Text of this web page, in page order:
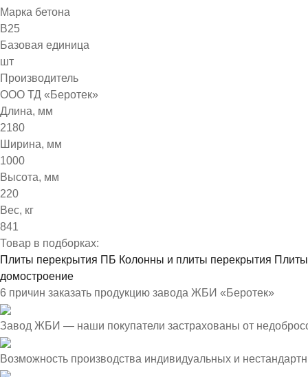
Марка бетона
B25
Базовая единица
шт
Производитель
ООО ТД «Беротек»
Длина, мм
2180
Ширина, мм
1000
Высота, мм
220
Вес, кг
841
Товар в подборках:
Плиты перекрытия ПБ Колонны и плиты перекрытия
домостроение
6 причин заказать продукцию завода ЖБИ «Беротек»
Завод ЖБИ — наши покупатели застрахованы от
Возможность производства индивидуальных и